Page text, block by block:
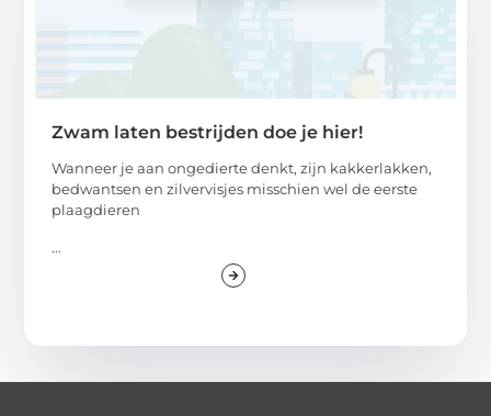
Zwam laten bestrijden doe je hier!
Wanneer je aan ongedierte denkt, zijn kakkerlakken,
bedwantsen en zilvervisjes misschien wel de eerste
plaagdieren
...